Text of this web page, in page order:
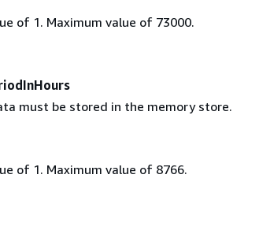
of 1. Maximum value of 73000.
must be stored in the memory store.
of 1. Maximum value of 8766.